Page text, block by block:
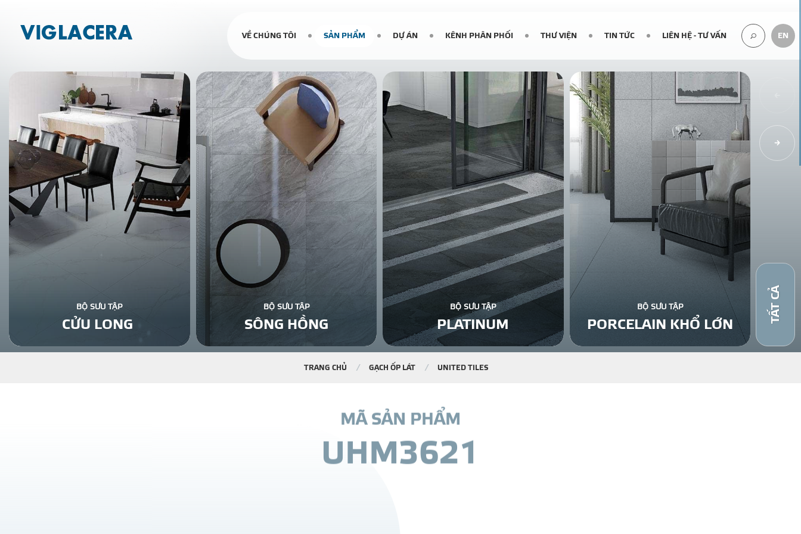
VỀ CHÚNG TÔI SẢN PHẨM DỰ ÁN KÊNH PHÂN PHỐI THƯ VIỆN TIN TỨC LIÊN HỆ - TƯ VẤN EN
BỘ SƯU TẬP
CỬU LONG
BỘ SƯU TẬP
SÔNG HỒNG
BỘ SƯU TẬP
PLATINUM
BỘ SƯU TẬP
PORCELAIN KHỔ LỚN
TẤT CẢ
TRANG CHỦ GẠCH ỐP LÁT UNITED TILES
MÃ SẢN PHẨM
UHM3621